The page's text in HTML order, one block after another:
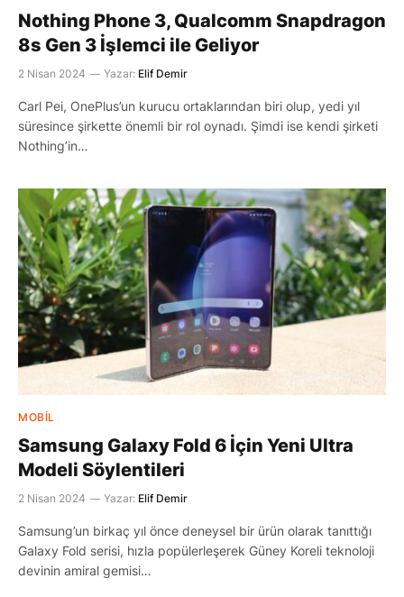
Nothing Phone 3, Qualcomm Snapdragon
8s Gen 3 İşlemci ile Geliyor
2 Nisan 2024 Yazar: Elif Demir
Carl Pei, OnePlus’un kurucu ortaklarından biri olup, yedi yıl
süresince şirkette önemli bir rol oynadı. Şimdi ise kendi şirketi
Nothing’in…
MOBIL
Samsung Galaxy Fold 6 İçin Yeni Ultra
Modeli Söylentileri
2 Nisan 2024 Yazar: Elif Demir
Samsung’un birkaç yıl önce deneysel bir ürün olarak tanıttığı
Galaxy Fold serisi, hızla popülerleşerek Güney Koreli teknoloji
devinin amiral gemisi…